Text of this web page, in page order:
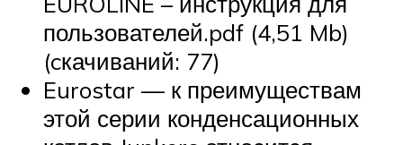
пользователей.pdf (4,51 Mb)
(cкачиваний: 77)
Eurostar — к преимуществам
этой серии конденсационных